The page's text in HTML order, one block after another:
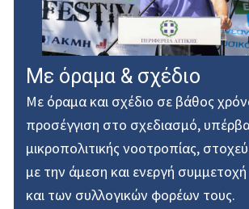
Με όραμα & σχέδιο
Με όραμα και σχέδιο σε βάθος
προσέγγιση στο σχεδιασμό,
μικροπολιτικής νοοτροπίας,
με την άμεση και ενεργή
και των συλλογικών φορέων τους.